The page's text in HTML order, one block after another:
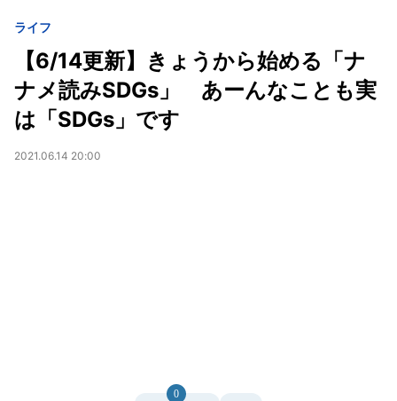
ライフ
【6/14更新】きょうから始める「ナ
ナメ読みSDGs」 あーんなことも実
は「SDGs」です
2021.06.14 20:00
0